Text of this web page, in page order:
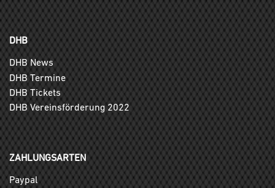
DHB
DHB News
DHB Termine
DHB Tickets
DHB Vereinsförderung 2022
ZAHLUNGSARTEN
Paypal